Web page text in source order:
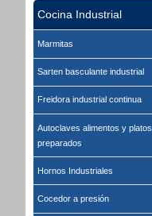
Cocina Industrial
Marmitas
Sarten basculante industrial
Freidora industrial continua
Autoclaves alimentos y platos
preparados
Hornos Industriales
Cocedor a presión